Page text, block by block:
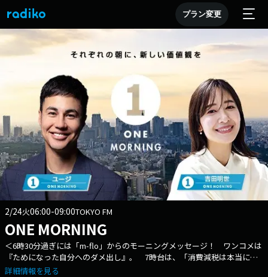
プラン変更
2/24火06:00-09:00TOKYO FM
ONE MORNING
＜6時30分過ぎには「m-flo」からのモーニングメッセージ！ ワンコメは
『ためになった自分へのダメ出し』。 7時台は、「消費減税は本当に大
丈夫？」、 また、「これからの雪との向き合い方」を考えます。 今朝
詳細情報を見る